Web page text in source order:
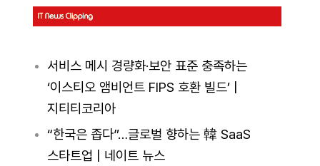
서비스 메시 경량화·보안 표준 충족하는
‘이스티오 앰비언트 FIPS 호환 빌드’ |
지티티코리아
“한국은 좁다”…글로벌 향하는 韓 SaaS
스타트업 | 네이트 뉴스